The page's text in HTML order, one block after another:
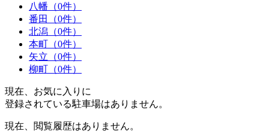
八幡（0件）
番田（0件）
北潟（0件）
本町（0件）
矢立（0件）
柳町（0件）
現在、お気に入りに
登録されている駐車場はありません。
現在、閲覧履歴はありません。